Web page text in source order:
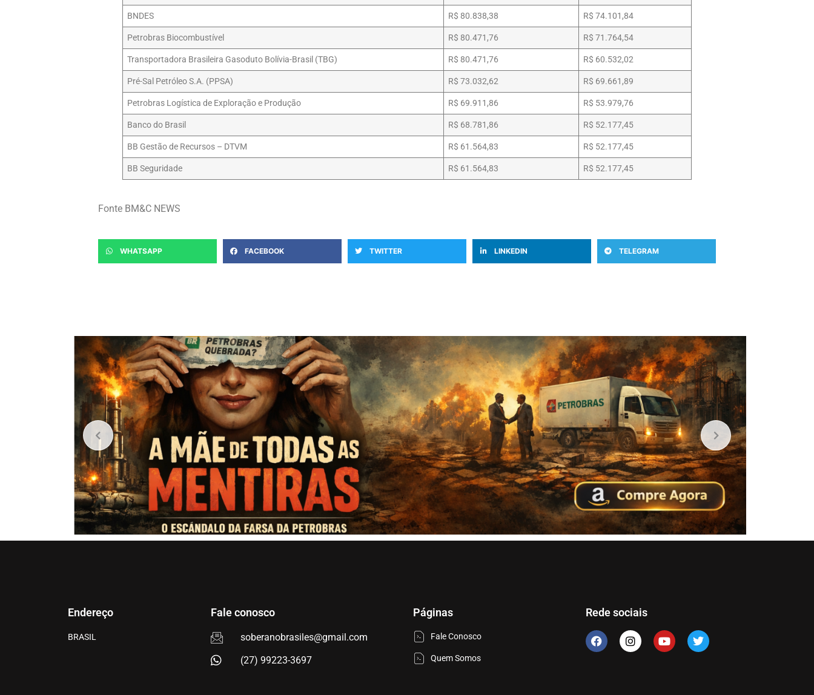
BNDES R$ 80.838,38 R$ 74.101,84
Petrobras Biocombustível R$ 80.471,76 R$ 71.764,54
Transportadora Brasileira Gasoduto Bolívia-Brasil (TBG) R$ 80.471,76 R$ 60.532,02
Pré-Sal Petróleo S.A. (PPSA) R$ 73.032,62 R$ 69.661,89
Petrobras Logística de Exploração e Produção R$ 69.911,86 R$ 53.979,76
Banco do Brasil R$ 68.781,86 R$ 52.177,45
BB Gestão de Recursos – DTVM R$ 61.564,83 R$ 52.177,45
BB Seguridade R$ 61.564,83 R$ 52.177,45
Fonte BM&C NEWS
WHATSAPP FACEBOOK TWITTER LINKEDIN TELEGRAM
Endereço
BRASIL
Fale conosco
soberanobrasiles@gmail.com
(27) 99223-3697
Páginas
Fale Conosco
Quem Somos
Rede sociais